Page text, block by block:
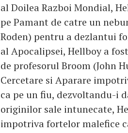
al Doilea Razboi Mondial,
pe Pamant de catre un
Roden) pentru a dezlantui
al Apocalipsei, Hellboy a
de profesorul Broom (John
Cercetare si Aparare
ca pe un fiu, dezvoltandu-i
originilor sale intunecate,
impotriva fortelor malefice